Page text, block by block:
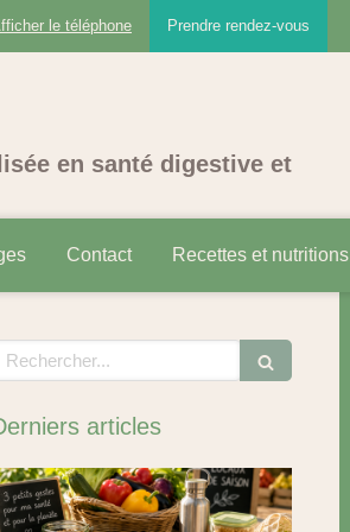
Prendre rendez-vous
le téléphone
en santé digestive et
Contact Recettes et nutritions
articles